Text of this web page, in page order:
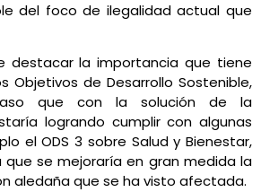
del foco de ilegalidad actual que
destacar la importancia que tiene
Objetivos de Desarrollo Sostenible,
que con la solución de la
logrando cumplir con algunas
el ODS 3 sobre Salud y Bienestar,
se mejoraría en gran medida la
aledaña que se ha visto afectada.